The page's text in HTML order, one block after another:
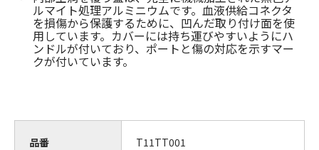
ルマイト処理アルミニウムです。血液供給コネクタ
を損傷から保護するために、凹んだ取り付け面を使
用しています。カバーには持ち運びやすいようにハ
ンドルが付いており、ポートと傷の対応を示すマー
クが付いています。
品番 T11TT001